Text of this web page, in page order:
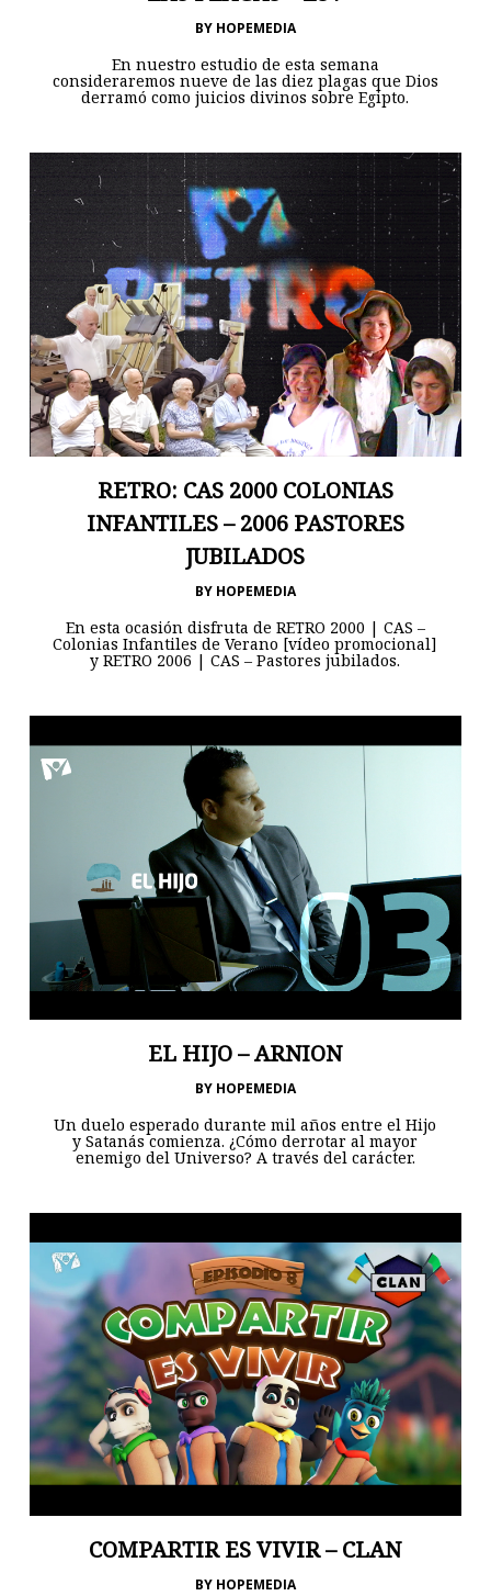
BY HOPEMEDIA
En nuestro estudio de esta semana
consideraremos nueve de las diez plagas que Dios
derramó como juicios divinos sobre Egipto.
RETRO: CAS 2000 COLONIAS
INFANTILES – 2006 PASTORES
JUBILADOS
BY HOPEMEDIA
En esta ocasión disfruta de RETRO 2000 | CAS –
Colonias Infantiles de Verano [vídeo promocional]
y RETRO 2006 | CAS – Pastores jubilados.
EL HIJO – ARNION
BY HOPEMEDIA
Un duelo esperado durante mil años entre el Hijo
y Satanás comienza. ¿Cómo derrotar al mayor
enemigo del Universo? A través del carácter.
COMPARTIR ES VIVIR – CLAN
BY HOPEMEDIA